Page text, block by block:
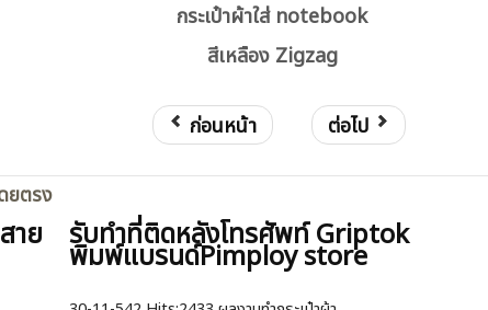
กระเป๋าผ้าใส่ notebook
สีเหลือง Zigzag
ก่อนหน้า ต่อไป
ยตรง
าย รับทำที่ติดหลังโทรศัพท์ Griptok
พิมพ์แบรนด์Pimploy store